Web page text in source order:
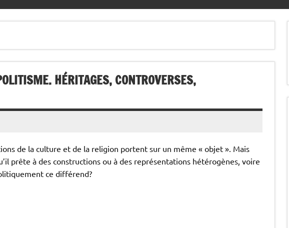
HÉRITAGES, CONTROVERSES,
de la culture et de la religion portent sur un même « objet ». Mais
prête à des constructions ou à des représentations hétérogènes, voire
ce différend?